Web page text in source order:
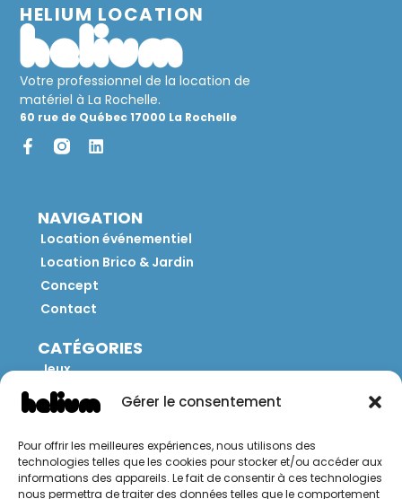
Gérer le consentement
Pour offrir les meilleures expériences, nous utilisons des
technologies telles que les cookies pour stocker et/ou accéder aux
informations des appareils. Le fait de consentir à ces technologies
nous permettra de traiter des données telles que le comportement
HELIUM LOCATION
Votre professionnel de la location de
matériel à La Rochelle.
60 rue de Québec 17000 La Rochelle
NAVIGATION
Location événementiel
Location Brico & Jardin
Concept
Contact
CATÉGORIES
Jeux
Mobilier
Restauration
Brico
Jardin